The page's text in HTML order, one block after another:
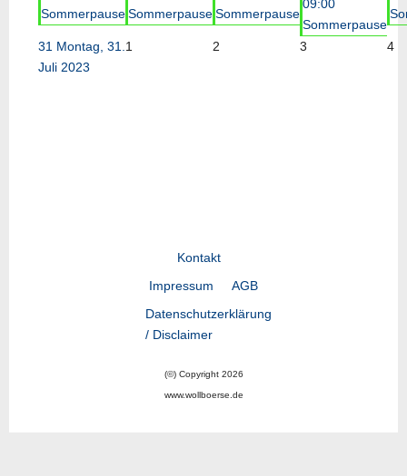
SommerpauseSommerpauseSommerpause
09:00
Sommerpause
31 Montag, 31.
Juli 2023
1 2 3 4
Kontakt
Impressum
AGB
Datenschutzerklärung
/ Disclaimer
(©) Copyright 2026
www.wollboerse.de